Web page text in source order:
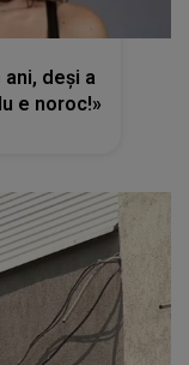
ani, deși a
e noroc!»